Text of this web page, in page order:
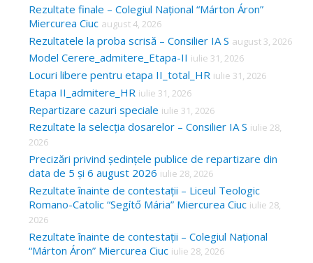
Rezultate finale – Colegiul Național “Márton Áron”
Miercurea Ciuc august 4, 2026
Rezultatele la proba scrisă – Consilier IA S august 3, 2026
Model Cerere_admitere_Etapa-II iulie 31, 2026
Locuri libere pentru etapa II_total_HR iulie 31, 2026
Etapa II_admitere_HR iulie 31, 2026
Repartizare cazuri speciale iulie 31, 2026
Rezultate la selecția dosarelor – Consilier IA S iulie 28,
2026
Precizări privind ședințele publice de repartizare din
data de 5 și 6 august 2026 iulie 28, 2026
Rezultate înainte de contestații – Liceul Teologic
Romano-Catolic “Segítő Mária” Miercurea Ciuc iulie 28,
2026
Rezultate înainte de contestații – Colegiul Național
“Márton Áron” Miercurea Ciuc iulie 28, 2026